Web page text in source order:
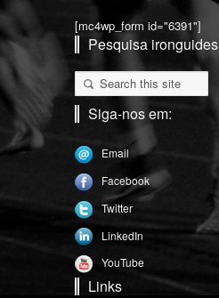
[mc4wp_form id="6391"]
Pesquisa ironguides
Siga-nos em:
Email
Facebook
Twitter
LinkedIn
YouTube
Links